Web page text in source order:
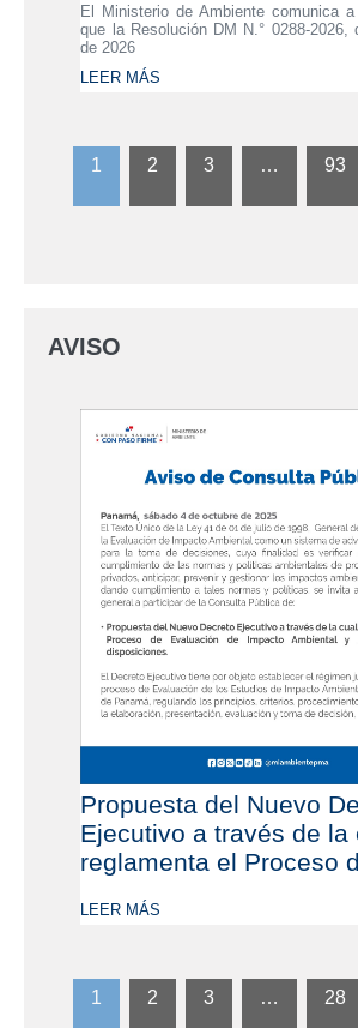
El Ministerio de Ambiente comunica
que la Resolución DM N.° 0288-2026,
de 2026
LEER MÁS
1 2 3 … 93
AVISO
Propuesta del Nuevo
Ejecutivo a través de la
reglamenta el Proceso
LEER MÁS
1 2 3 … 28